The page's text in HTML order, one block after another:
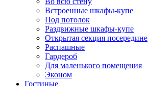
Встроенные шкафы-купе
Под потолок
Раздвижные шкафы-купе
Открытая секция посередине
Распашные
Гардероб
Для маленького помещения
Эконом
Гостиные